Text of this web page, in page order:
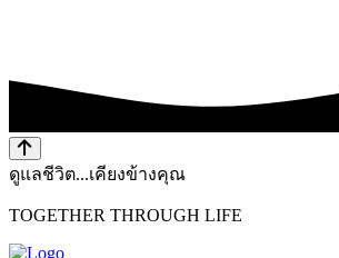
ดูแลชีวิต...เคียงข้างคุณ
TOGETHER THROUGH LIFE